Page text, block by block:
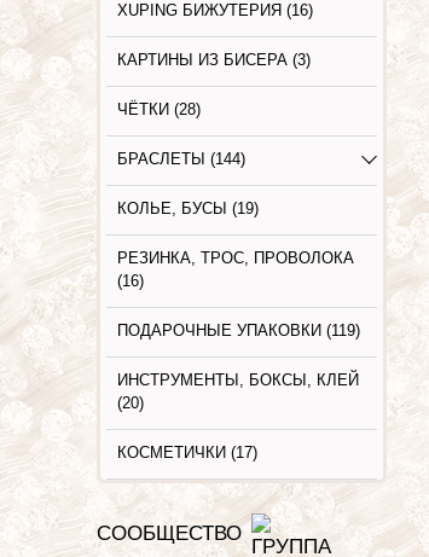
XUPING БИЖУТЕРИЯ (16)
КАРТИНЫ ИЗ БИСЕРА (3)
ЧЁТКИ (28)
БРАСЛЕТЫ (144)
КОЛЬЕ, БУСЫ (19)
РЕЗИНКА, ТРОС, ПРОВОЛОКА
(16)
ПОДАРОЧНЫЕ УПАКОВКИ (119)
ИНСТРУМЕНТЫ, БОКСЫ, КЛЕЙ
(20)
КОСМЕТИЧКИ (17)
СООБЩЕСТВО